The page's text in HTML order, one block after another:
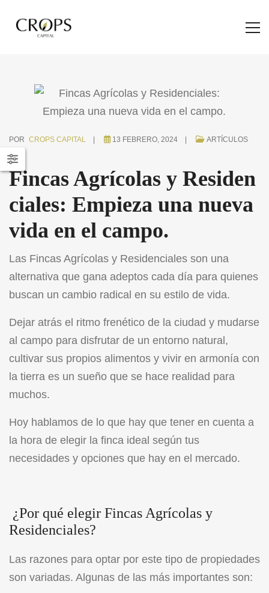
POR CROPS CAPITAL 13 FEBRERO, 2024 ARTÍCULOS
Fincas Agrícolas y Residen
ciales: Empieza una nueva
vida en el campo.
Las Fincas Agrícolas y Residenciales son una
alternativa que gana adeptos cada día para quienes
buscan un cambio radical en su estilo de vida.
Dejar atrás el ritmo frenético de la ciudad y mudarse
al campo para disfrutar de un entorno natural,
cultivar sus propios alimentos y vivir en armonía con
la tierra es un sueño que se hace realidad para
muchos.
Hoy hablamos de lo que hay que tener en cuenta a
la hora de elegir la finca ideal según tus
necesidades y opciones que hay en el mercado.
¿Por qué elegir Fincas Agrícolas y
Residenciales?
Las razones para optar por este tipo de propiedades
son variadas. Algunas de las más importantes son: